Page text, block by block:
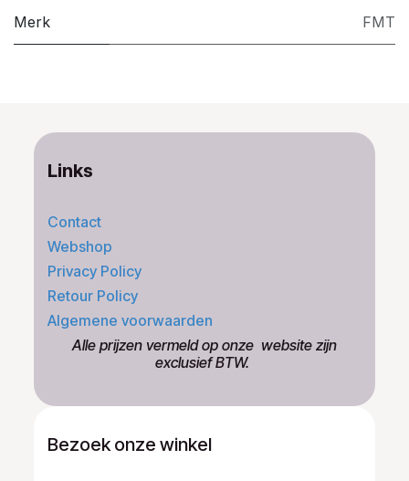
Merk FMT
Links
Contact
Webshop
Privacy Policy
Retour Policy
Algemene voorwaarden
​Alle prijzen vermeld op onze ​website zijn
exclusief BTW.
Bezoek onze winkel